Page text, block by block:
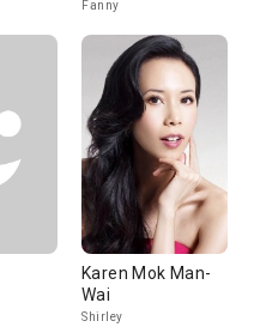
Fanny
Karen Mok Man-
Wai
Shirley